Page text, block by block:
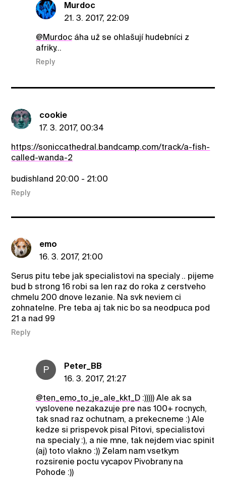
Murdoc
21. 3. 2017, 22:09
@Murdocáha už se ohlašují hudebníci z
afriky...
Reply
cookie
17. 3. 2017, 00:34
https://soniccathedral.bandcamp.com/track/a-fish-
called-wanda-2
budishland 20:00 - 21:00
Reply
emo
16. 3. 2017, 21:00
Serus pitu tebe jak specialistovi na specialy .. pijeme
bud b strong 16 robi sa len raz do roka z cerstveho
chmelu 200 dnove lezanie. Na svk neviem ci
zohnatelne. Pre teba aj tak nic bo sa neodpuca pod
21 a nad 99
Reply
P
Peter_BB
16. 3. 2017, 21:27
@ten_emo_to_je_ale_kkt_D:))))) Ale ak sa
vyslovene nezakazuje pre nas 100+ rocnych,
tak snad raz ochutnam, a prekecneme :) Ale
kedze si prispevok pisal Pitovi, specialistovi
na specialy :), a nie mne, tak nejdem viac spinit
(aj) toto vlakno :)) Zelam nam vsetkym
rozsirenie poctu vycapov Pivobrany na
Pohode :))